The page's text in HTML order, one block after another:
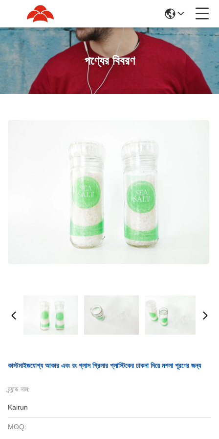
পণ্যের বিবরণ
কাস্টমাইজযোগ্য আকার এবং রং গ্লাস গ্রিলার প্লাস্টিকের ঢাকনা দিয়ে মশলা পূরণের জন্য
ব্র্যান্ড নাম:
Kairun
MOQ: